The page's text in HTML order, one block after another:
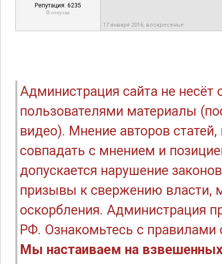
Репутация: 6235
В отпуске
17 января 2016, воскресенье
Администрация сайта не
пользователями материалы
видео). Мнение авторов
совпадать с мнением и
допускается нарушение
призывы к свержению власти,
оскорбления. Администрация
РФ. Ознакомьтесь с правилами
Мы настаиваем на